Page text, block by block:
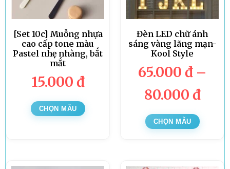
[Set 10c] Muỗng nhựa
cao cấp tone màu
Pastel nhẹ nhàng, bắt
mắt
15.000 đ
CHỌN MẪU
Đèn LED chữ ánh
sáng vàng lãng mạn-
Kool Style
65.000 đ –
80.000 đ
CHỌN MẪU